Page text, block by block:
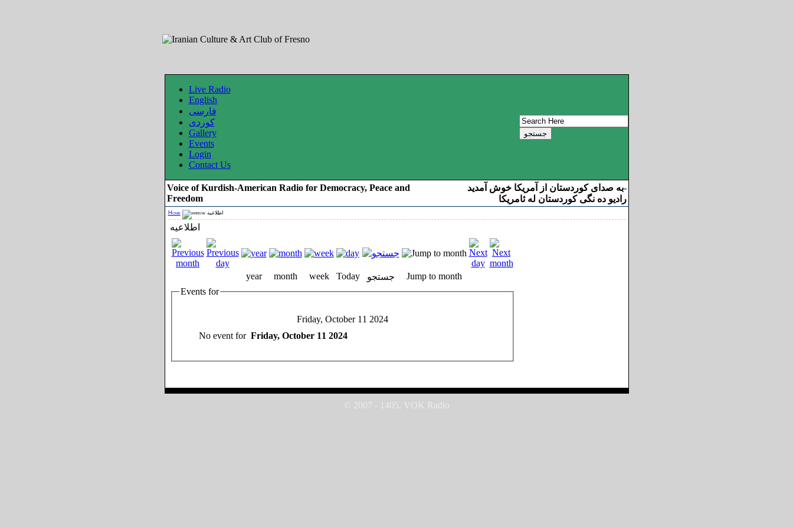
Live Radio
English
فارسی
کوردی
Gallery
Events
Login
Contact Us
به صدای کوردستان از آمریکا خوش آمدید-
رادیو ده نگی کوردستان له ئامریکا
Voice of Kurdish-American Radio for Democracy, Peace and
Freedom
Home اطلاعیه
اطلاعیه
year month week Today جستجو
Jump to month
Events for
Friday, October 11 2024
No event for Friday, October 11 2024
© 2007 - 1405, VOK Radio